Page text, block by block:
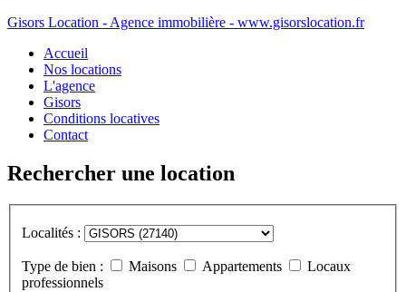
Gisors Location - Agence immobilière - www.gisorslocation.fr
Accueil
Nos locations
L'agence
Gisors
Conditions locatives
Contact
Rechercher une location
Localités :
Type de bien : Maisons Appartements
Locaux
professionnels